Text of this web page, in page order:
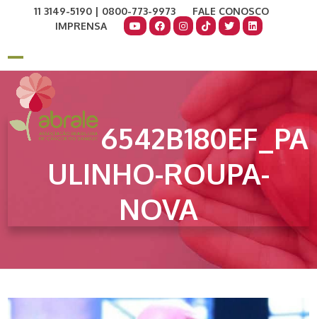
11 3149-5190 | 0800-773-9973
FALE CONOSCO
IMPRENSA
Open
mobile
menu
Close
mobile
menu
6542B180EF_PA
ULINHO-ROUPA-
NOVA